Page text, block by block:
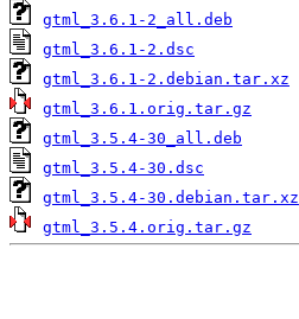
gtml_3.6.1-2_all.deb
gtml_3.6.1-2.dsc
gtml_3.6.1-2.debian.tar.xz
gtml_3.6.1.orig.tar.gz
gtml_3.5.4-30_all.deb
gtml_3.5.4-30.dsc
gtml_3.5.4-30.debian.tar.xz
gtml_3.5.4.orig.tar.gz